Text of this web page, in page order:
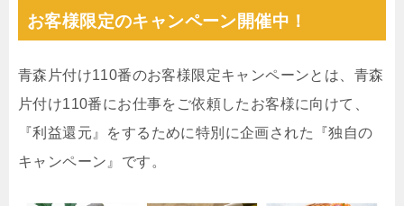
お客様限定のキャンペーン開催中！
青森片付け110番のお客様限定キャンペーンとは、青森
片付け110番にお仕事をご依頼したお客様に向けて、
『利益還元』をするために特別に企画された『独自の
キャンペーン』です。